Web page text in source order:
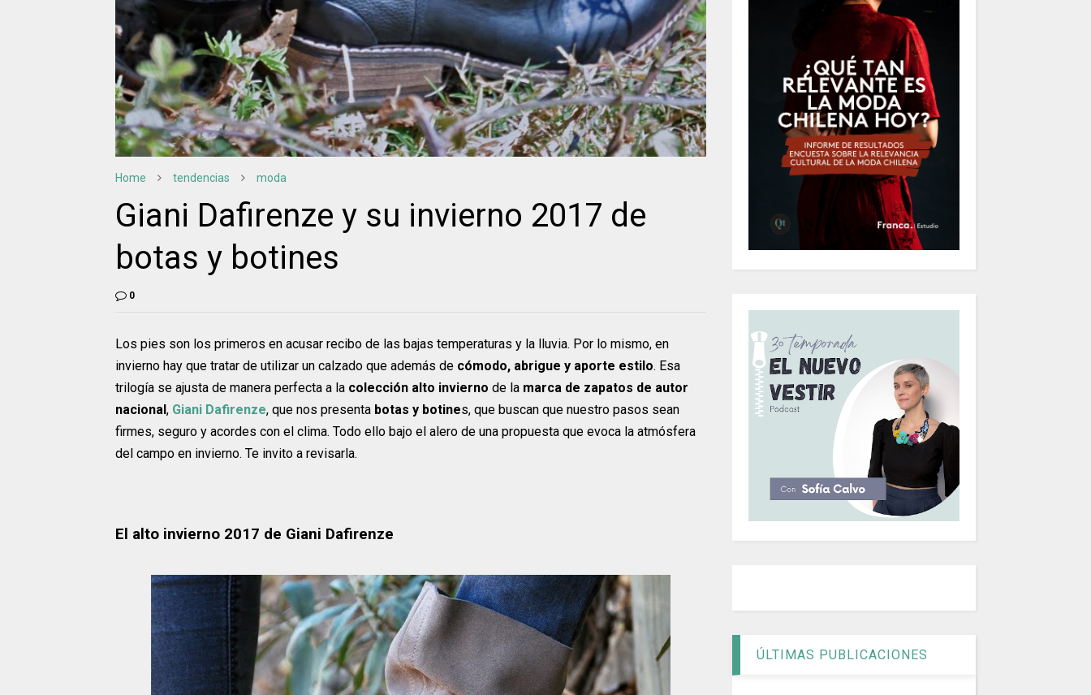
Home tendencias moda
Giani Dafirenze y su invierno 2017 de
botas y botines
0
Los pies son los primeros en acusar recibo de las bajas temperaturas y la lluvia. Por lo mismo, en
invierno hay que tratar de utilizar un calzado que además de cómodo, abrigue y aporte estilo. Esa
trilogía se ajusta de manera perfecta a la colección alto invierno de la marca de zapatos de autor
nacional, Giani Dafirenze, que nos presenta botas y botines, que buscan que nuestro pasos sean
firmes, seguro y acordes con el clima. Todo ello bajo el alero de una propuesta que evoca la atmósfera
del campo en invierno. Te invito a revisarla.
El alto invierno 2017 de Giani Dafirenze
ÚLTIMAS PUBLICACIONES